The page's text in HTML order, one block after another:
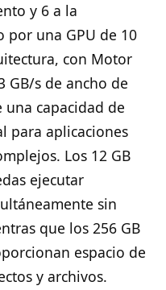
y 6 a la
por una GPU de 10
con Motor
GB/s de ancho de
capacidad de
para aplicaciones
Los 12 GB
ejecutar
sin
que los 256 GB
espacio de
y archivos.